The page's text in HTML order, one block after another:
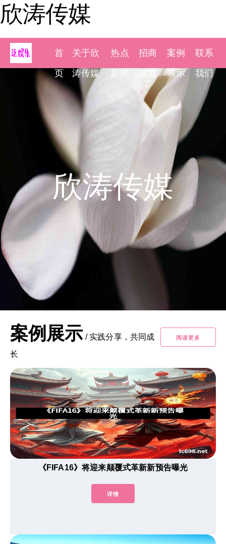
欣涛传媒
首
页
关于欣
涛传媒
热点
新闻
招商
加盟
案例
展示
联系
我们
欣涛传媒
案例展示 / 实践分享，共同成
长
阅读更多
《FIFA16》将迎来颠覆式革新新预告曝光
详情